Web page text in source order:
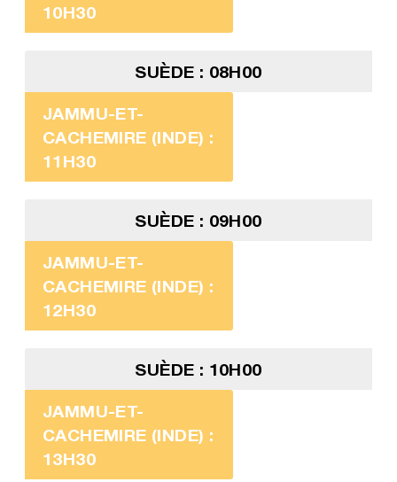
10H30
SUÈDE : 08H00
JAMMU-ET-
CACHEMIRE (INDE) :
11H30
SUÈDE : 09H00
JAMMU-ET-
CACHEMIRE (INDE) :
12H30
SUÈDE : 10H00
JAMMU-ET-
CACHEMIRE (INDE) :
13H30